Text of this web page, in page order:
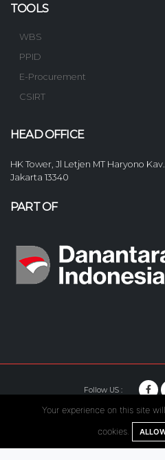
TOOLS
WBS
PPID
E-Procurement
CSIRT
HEAD OFFICE
HK Tower, Jl Letjen MT Haryono
Jakarta 13340
PART OF
Follow US :
© Copyright 2020. Hutama
Your experience on this site
cookies.